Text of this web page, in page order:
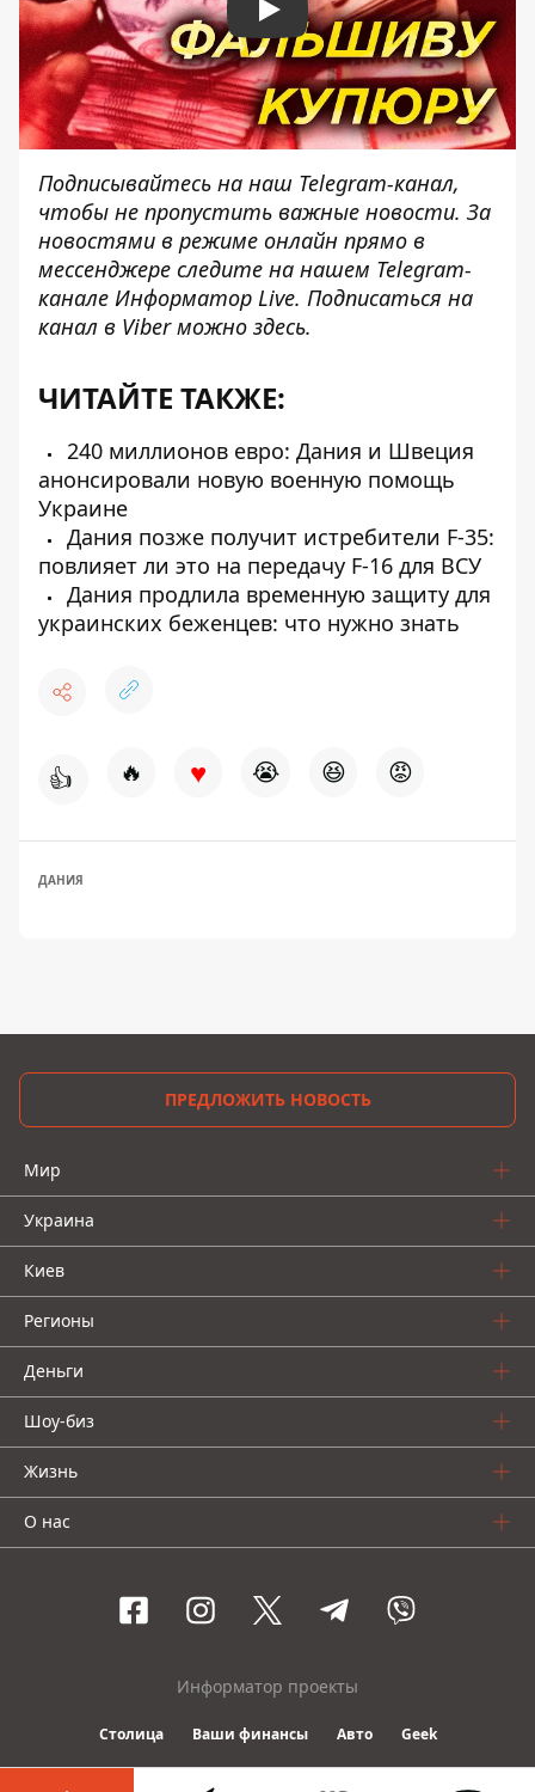
Play
Подписывайтесь на наш Telegram-канал,
чтобы не пропустить важные новости. За
новостями в режиме онлайн прямо в
мессенджере следите на нашем Telegram-
канале Информатор Live. Подписаться на
канал в Viber можно здесь.
ЧИТАЙТЕ ТАКЖЕ:
240 миллионов евро: Дания и Швеция
анонсировали новую военную помощь
Украине
Дания позже получит истребители F-35:
повлияет ли это на передачу F-16 для ВСУ
Дания продлила временную защиту для
украинских беженцев: что нужно знать
👍 🔥 ♥ 😭 😆 😡
ДАНИЯ
ПРЕДЛОЖИТЬ НОВОСТЬ
Мир
Украина
Киев
Регионы
Деньги
Шоу-биз
Жизнь
О нас
Информатор проекты
Столица Ваши финансы Авто Geek